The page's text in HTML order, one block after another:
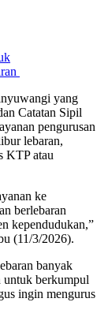
yang
Catatan Sipil
pengurusan
lebaran,
KTP atau
ke
berlebaran
kependudukan,”
(11/3/2026).
banyak
untuk berkumpul
ingin mengurus